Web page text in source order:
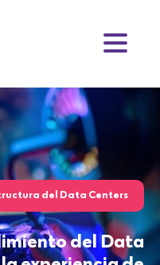
del Data Centers
del Data